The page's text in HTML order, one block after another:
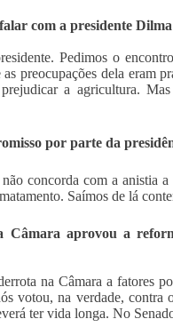
com a presidente
Pedimos o
preocupações dela eram
a agricultura.
por parte da
concorda com a anistia
Saímos de lá
Câmara aprovou a
na Câmara a fatores
votou, na verdade,
ter vida longa. No